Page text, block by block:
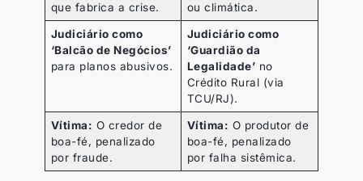
que fabrica a crise.
ou climática.
Judiciário como
‘Balcão de Negócios’
para planos abusivos.
Judiciário como
‘Guardião da
Legalidade’ no
Crédito Rural (via
TCU/RJ).
Vítima: O credor de
boa-fé, penalizado
por fraude.
Vítima: O produtor de
boa-fé, penalizado
por falha sistêmica.